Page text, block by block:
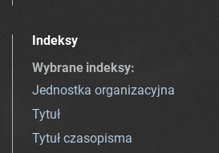
Indeksy
Wybrane indeksy:
Jednostka organizacyjna
Tytuł
Tytuł czasopisma